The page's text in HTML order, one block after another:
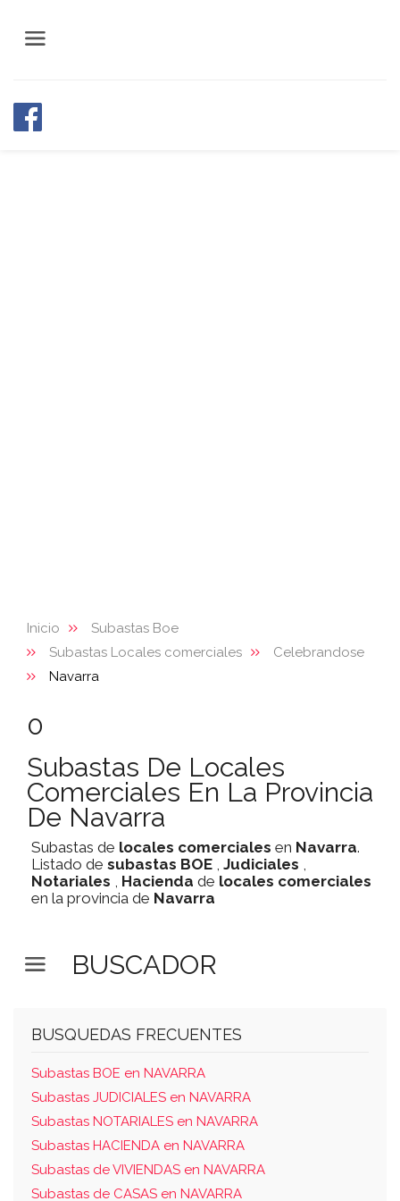
Inicio
Subastas Boe
Subastas Locales comerciales
Celebrandose
Navarra
0
Subastas De Locales
Comerciales En La Provincia
De Navarra
Subastas de locales comerciales en Navarra.
Listado de subastas BOE , Judiciales ,
Notariales , Hacienda de locales comerciales
en la provincia de Navarra
BUSCADOR
BUSQUEDAS FRECUENTES
Subastas BOE en NAVARRA
Subastas JUDICIALES en NAVARRA
Subastas NOTARIALES en NAVARRA
Subastas HACIENDA en NAVARRA
Subastas de VIVIENDAS en NAVARRA
Subastas de CASAS en NAVARRA